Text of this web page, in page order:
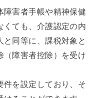
障害者手帳や精神保健
くても、介護認定の内
同等に、課税対象と
（障害者控除）を受け
件を設定しており、そ